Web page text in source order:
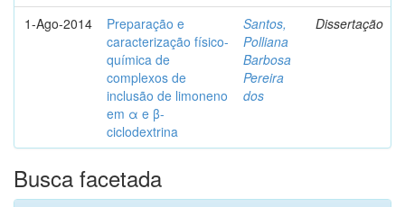
1-Ago-2014
Preparação e
caracterização físico-
química de
complexos de
inclusão de limoneno
em α e β-
ciclodextrina
Santos,
Polliana
Barbosa
Pereira
dos
Dissertação
Busca facetada